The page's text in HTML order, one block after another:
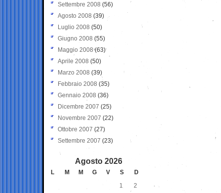
Settembre 2008 (56)
Agosto 2008 (39)
Luglio 2008 (50)
Giugno 2008 (55)
Maggio 2008(63)
Aprile 2008 (50)
Marzo 2008 (39)
Febbraio 2008 (35)
Gennaio 2008 (36)
Dicembre 2007 (25)
Novembre 2007 (22)
Ottobre 2007 (27)
Settembre 2007 (23)
Agosto 2026
L M M G V S
D
1
2